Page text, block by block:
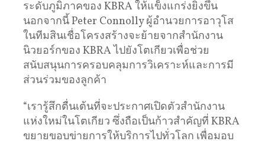
ระดับภูมิภาคของ KBRA ให้แข็งแกร่งยิ่งขึ้น
นอกจากนี้ Peter Connolly ผู้อำนวยการอาวุโส
ในทีมสินเชื่อโครงสร้างจะย้ายจากสำนักงาน
นิวยอร์กของ KBRA ไปยังโตเกียวเพื่อช่วย
สนับสนุนการครอบคลุมการวิเคราะห์และการมี
ส่วนร่วมของลูกค้า
“เรารู้สึกตื่นเต้นที่จะประกาศเปิดตัวสำนักงาน
แห่งใหม่ในโตเกียว ซึ่งถือเป็นก้าวสำคัญที่ KBRA
ขยายขอบข่ายการให้บริการไปทั่วโลก เพื่อมอบ